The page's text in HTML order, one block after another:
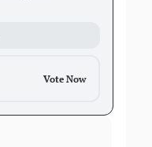
Vote Now